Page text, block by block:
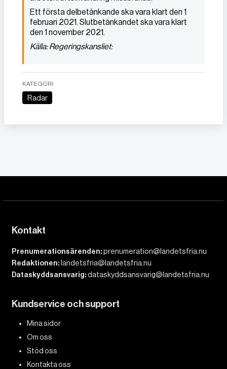
Ett första delbetänkande ska vara klart den 1
februari 2021. Slutbetänkandet ska vara klart
den 1 november 2021.
Källa: Regeringskansliet:
KATEGORI
Radar
Kontakt
Prenumerationsärenden:prenumeration@landetsfria.nu
Redaktionen: landetsfria@landetsfria.nu
Dataskyddsansvarig:dataskyddsansvarig@landetsfria.nu
Kundservice och support
Mina sidor
Om oss
Stöd oss
Kontakta oss